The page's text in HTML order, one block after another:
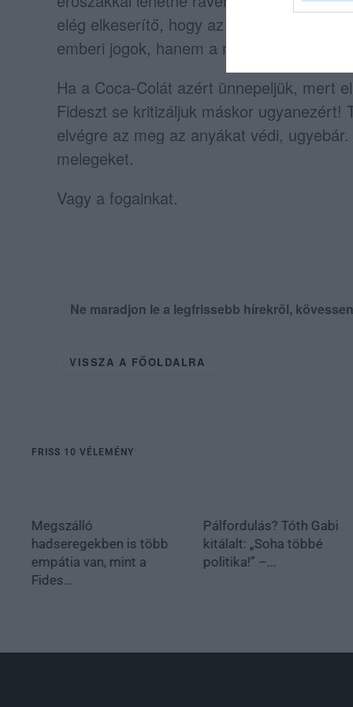
elég elkeserítő, hogy az ellenzék se
emberi jogok, hanem a melegek
Ha a Coca-Colát azért ünnepeljük, mert
Fideszt se kritizáljuk máskor ugyanezért!
elvégre az meg az anyákat védi,
melegeket.
Vagy a fogainkat.
Ne maradjon le a legfrissebb hírekről,
VISSZA A FŐOLDALRA
FRISS 10 VÉLEMÉNY
Megszálló
hadseregekben is több
empátia van, mint a
Fides...
Pálfordulás? Tóth Gabi
kitálalt: „Soha többé
politika!” –...